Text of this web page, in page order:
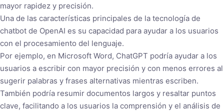
mayor rapidez y precisión.
Una de las características principales de la tecnología de
chatbot de OpenAI es su capacidad para ayudar a los usuarios
con el procesamiento del lenguaje.
Por ejemplo, en Microsoft Word, ChatGPT podría ayudar a los
usuarios a escribir con mayor precisión y con menos errores al
sugerir palabras y frases alternativas mientras escriben.
También podría resumir documentos largos y resaltar puntos
clave, facilitando a los usuarios la comprensión y el análisis de